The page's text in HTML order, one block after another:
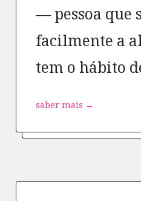
pessoa que
facilmente a
tem o hábito
saber mais →